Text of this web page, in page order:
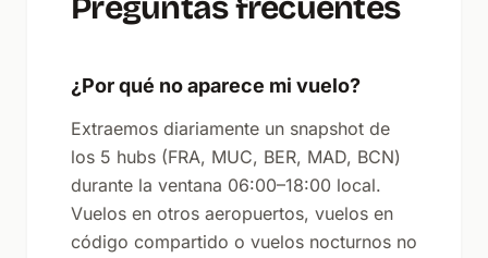
¿Por qué no aparece mi vuelo?
Extraemos diariamente un snapshot de
los 5 hubs (FRA, MUC, BER, MAD, BCN)
durante la ventana 06:00–18:00 local.
Vuelos en otros aeropuertos, vuelos en
código compartido o vuelos nocturnos no